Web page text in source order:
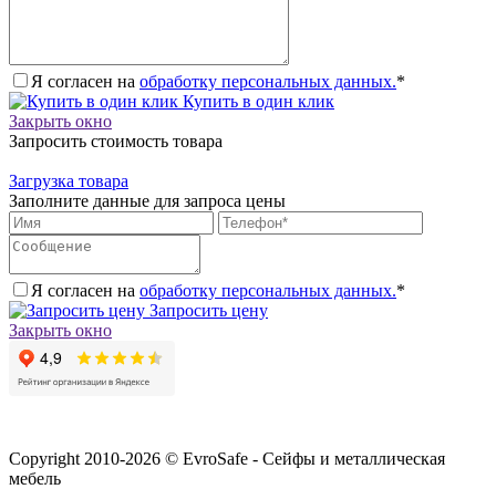
Я согласен на обработку персональных данных.*
Купить в один клик
Закрыть окно
Запросить стоимость товара
Загрузка товара
Заполните данные для запроса цены
Я согласен на обработку персональных данных.*
Запросить цену
Закрыть окно
Copyright 2010-2026 © EvroSafe - Сейфы и металлическая
мебель